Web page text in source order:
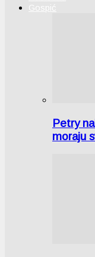
Gospić
Petry
moraju